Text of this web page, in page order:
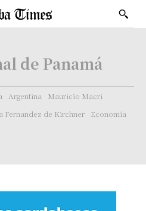
de Panamá
Argentina
Mauricio Macri
Fernandez de Kirchner
Economía